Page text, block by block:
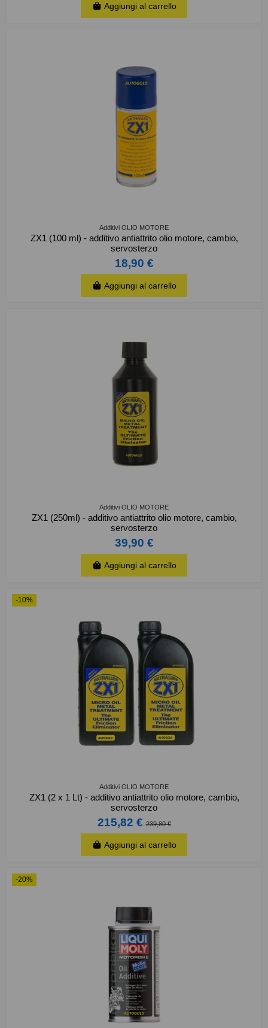
Aggiungi al carrello
Additivi OLIO MOTORE
ZX1 (100 ml) - additivo antiattrito olio motore, cambio,
servosterzo
18,90 €
Aggiungi al carrello
Additivi OLIO MOTORE
ZX1 (250ml) - additivo antiattrito olio motore, cambio,
servosterzo
39,90 €
Aggiungi al carrello
-10%
Additivi OLIO MOTORE
ZX1 (2 x 1 Lt) - additivo antiattrito olio motore, cambio,
servosterzo
215,82 €239,80 €
Aggiungi al carrello
-20%